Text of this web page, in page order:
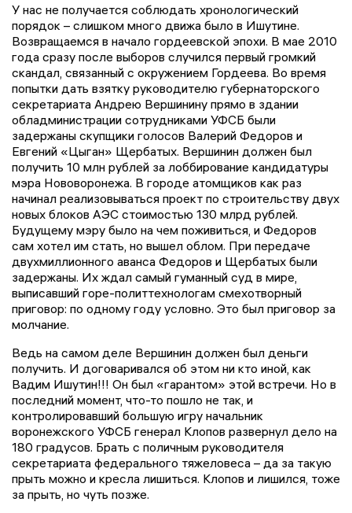
У нас не получается соблюдать хронологический
порядок – слишком много движа было в Ишутине.
Возвращаемся в начало гордеевской эпохи. В мае 2010
года сразу после выборов случился первый громкий
скандал, связанный с окружением Гордеева. Во время
попытки дать взятку руководителю губернаторского
секретариата Андрею Вершинину прямо в здании
обладминистрации сотрудниками УФСБ были
задержаны скупщики голосов Валерий Федоров и
Евгений «Цыган» Щербатых. Вершинин должен был
получить 10 млн рублей за лоббирование кандидатуры
мэра Нововоронежа. В городе атомщиков как раз
начинал реализовываться проект по строительству двух
новых блоков АЭС стоимостью 130 млрд рублей.
Будущему мэру было на чем поживиться, и Федоров
сам хотел им стать, но вышел облом. При передаче
двухмиллионного аванса Федоров и Щербатых были
задержаны. Их ждал самый гуманный суд в мире,
выписавший горе-политтехнологам смехотворный
приговор: по одному году условно. Это был приговор за
молчание.
Ведь на самом деле Вершинин должен был деньги
получить. И договаривался об этом ни кто иной, как
Вадим Ишутин!!! Он был «гарантом» этой встречи. Но в
последний момент, что-то пошло не так, и
контролировавший большую игру начальник
воронежского УФСБ генерал Клопов развернул дело на
180 градусов. Брать с поличным руководителя
секретариата федерального тяжеловеса – да за такую
прыть можно и кресла лишиться. Клопов и лишился, тоже
за прыть, но чуть позже.